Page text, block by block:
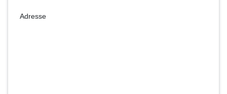
Adresse